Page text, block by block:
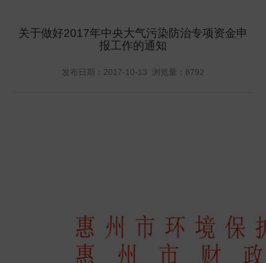
关于做好2017年中央大气污染防治专项资金申
报工作的通知
发布日期：2017-10-13 浏览量：8792